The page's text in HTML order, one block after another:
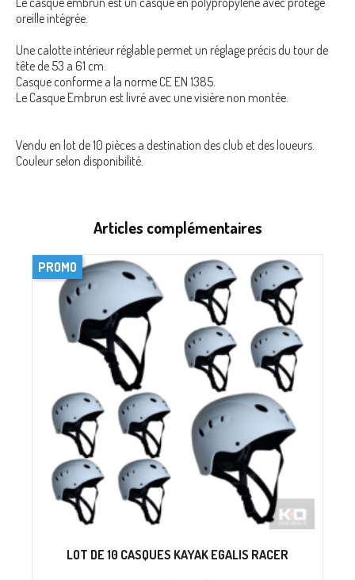
Articles complémentaires
LOT DE 10 CASQUES KAYAK EGALIS RACER
PROMO
oreille intégrée.
Une calotte intérieur réglable permet un réglage précis du tour de
tête de 53 a 61 cm.
Casque conforme a la norme CE EN 1385.
Le Casque Embrun est livré avec une visière non montée.
Vendu en lot de 10 pièces a destination des club et des loueurs.
Couleur selon disponibilité.